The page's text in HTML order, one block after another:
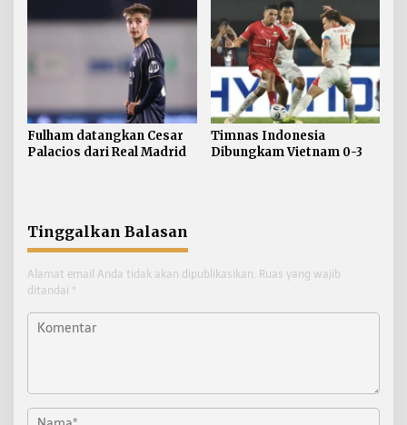
Fulham datangkan Cesar
Palacios dari Real Madrid
Timnas Indonesia
Dibungkam Vietnam 0-3
Tinggalkan Balasan
Alamat email Anda tidak akan dipublikasikan. Ruas yang wajib
ditandai *